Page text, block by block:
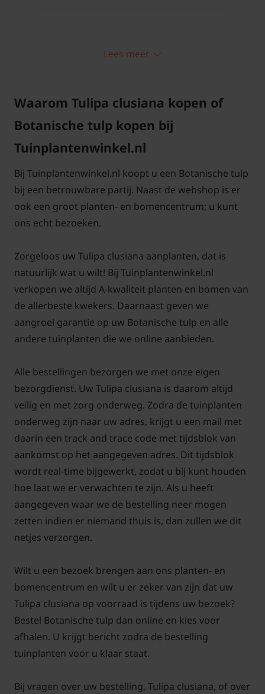
Tulipa clusianasnoeien en
Bloembollen worden in de herfst en begin van de
winter aangeplant. Let op dat u de Tulipa
clusiana tijdig bestelt, want ze zijn maar een
beperkte periode leverbaar. Plantdiepte van deze
bloembol is ongeveer 8 cm onder de grond. (vanaf
de onderkant van de bloembol gemeten)
Tulipa clusiana komt (in tegenstelling tot de
'gewone' tulpen) elk jaar terug en verwildert
(vermeerdert) op den duur ook goed. Knip het loof
voor het beste resultaat na de bloei niet weg, maar
laat het in zijn geheel afsterven. Geef eventueel wat
extra organische meststof tijdens de bloei van de
planten die na de bloei vaak snel opkomen valt het
afstervende blad niet meer op. Tegelijkertijd geniet u
het volgend jaar opnieuw van de prachtige bloemen.
Lees meer
Waarom Tulipa clusiana kopen of
Botanische tulp kopen bij
Tuinplantenwinkel.nl
Bij Tuinplantenwinkel.nl koopt u een Botanische tulp
bij een betrouwbare partij. Naast de webshop is er
ook een groot planten- en bomencentrum; u kunt
ons echt bezoeken.
Zorgeloos uw Tulipa clusiana aanplanten, dat is
natuurlijk wat u wilt! Bij Tuinplantenwinkel.nl
verkopen we altijd A-kwaliteit planten en bomen van
de allerbeste kwekers. Daarnaast geven we
aangroei garantie op uw Botanische tulp en alle
andere tuinplanten die we online aanbieden.
Alle bestellingen bezorgen we met onze eigen
bezorgdienst. Uw Tulipa clusiana is daarom altijd
veilig en met zorg onderweg. Zodra de tuinplanten
onderweg zijn naar uw adres, krijgt u een mail met
daarin een track and trace code met tijdsblok van
aankomst op het aangegeven adres. Dit tijdsblok
wordt real-time bijgewerkt, zodat u bij kunt houden
hoe laat we er verwachten te zijn. Als u heeft
aangegeven waar we de bestelling neer mogen
zetten indien er niemand thuis is, dan zullen we dit
netjes verzorgen.
Wilt u een bezoek brengen aan ons planten- en
bomencentrum en wilt u er zeker van zijn dat uw
Tulipa clusiana op voorraad is tijdens uw bezoek?
Bestel Botanische tulp dan online en kies voor
afhalen. U krijgt bericht zodra de bestelling
tuinplanten voor u klaar staat.
Bij vragen over uw bestelling, Tulipa clusiana, of over